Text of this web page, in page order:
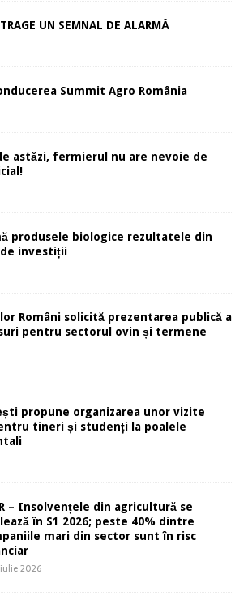
UN SEMNAL DE ALARMĂ
Summit Agro România
astăzi, fermierul nu are nevoie de
produsele biologice rezultatele din
investiții
Români solicită prezentarea publică a
pentru sectorul ovin și termene
propune organizarea unor vizite
tineri și studenți la poalele
– Insolvențele din agricultură se
în S1 2026; peste 40% dintre
mari din sector sunt în risc
2026